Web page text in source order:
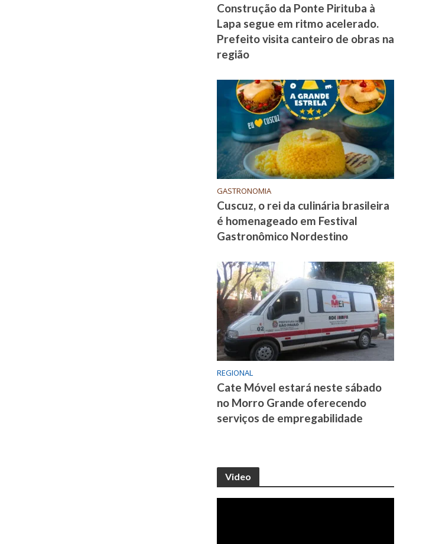
Construção da Ponte Pirituba à
Lapa segue em ritmo acelerado.
Prefeito visita canteiro de obras na
região
GASTRONOMIA
Cuscuz, o rei da culinária brasileira
é homenageado em Festival
Gastronômico Nordestino
REGIONAL
Cate Móvel estará neste sábado
no Morro Grande oferecendo
serviços de empregabilidade
Video